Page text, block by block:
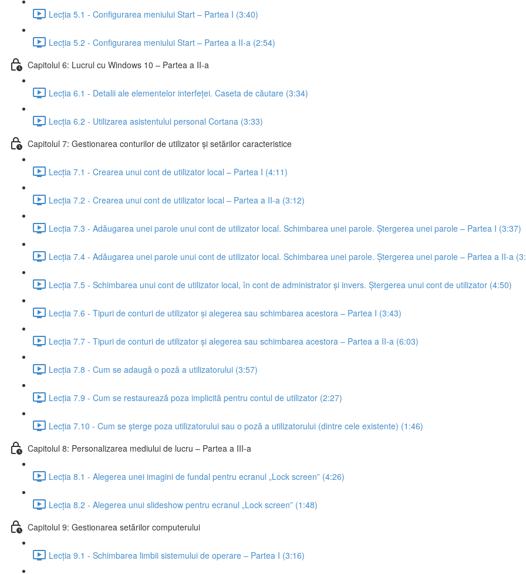
Lecția 5.1 - Configurarea meniului Start – Partea I (3:40)
Lecția 5.2 - Configurarea meniului Start – Partea a II-a (2:54)
Capitolul 6: Lucrul cu Windows 10 – Partea a II-a
Lecția 6.1 - Detalii ale elementelor interfeței. Caseta de căutare (3:34)
Lecția 6.2 - Utilizarea asistentului personal Cortana (3:33)
Capitolul 7: Gestionarea conturilor de utilizator și setărilor caracteristice
Lecția 7.1 - Crearea unui cont de utilizator local – Partea I (4:11)
Lecția 7.2 - Crearea unui cont de utilizator local – Partea a II-a (3:12)
Lecția 7.3 - Adăugarea unei parole unui cont de utilizator local. Schimbarea unei parole. Ștergerea unei parole – Partea I (3:37)
Lecția 7.4 - Adăugarea unei parole unui cont de utilizator local. Schimbarea unei parole. Ștergerea unei parole – Partea a II-a
Lecția 7.5 - Schimbarea unui cont de utilizator local, în cont de administrator și invers. Ștergerea unui cont de utilizator (4:50)
Lecția 7.6 - Tipuri de conturi de utilizator și alegerea sau schimbarea acestora – Partea I (3:43)
Lecția 7.7 - Tipuri de conturi de utilizator și alegerea sau schimbarea acestora – Partea a II-a (6:03)
Lecția 7.8 - Cum se adaugă o poză a utilizatorului (3:57)
Lecția 7.9 - Cum se restaurează poza implicită pentru contul de utilizator (2:27)
Lecția 7.10 - Cum se șterge poza utilizatorului sau o poză a utilizatorului (dintre cele existente) (1:46)
Capitolul 8: Personalizarea mediului de lucru – Partea a III-a
Lecția 8.1 - Alegerea unei imagini de fundal pentru ecranul „Lock screen” (4:26)
Lecția 8.2 - Alegerea unui slideshow pentru ecranul „Lock screen” (1:48)
Capitolul 9: Gestionarea setărilor computerului
Lecția 9.1 - Schimbarea limbii sistemului de operare – Partea I (3:16)